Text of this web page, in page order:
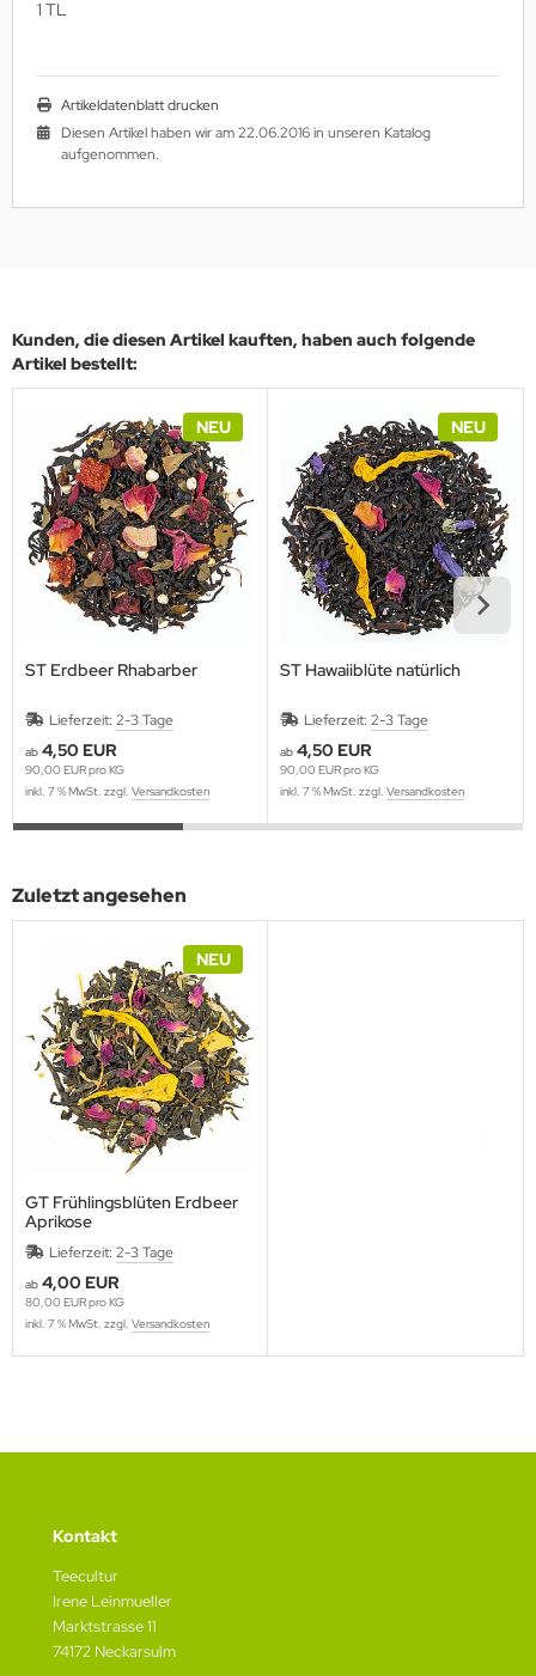
1 TL
Artikeldatenblatt drucken
Diesen Artikel haben wir am 22.06.2016 in unseren Katalog
aufgenommen.
Kunden, die diesen Artikel kauften, haben auch folgende
Artikel bestellt:
NEU
ST Erdbeer Rhabarber
Lieferzeit: 2-3 Tage
ab 4,50 EUR
90,00 EUR pro KG
inkl. 7 % MwSt. zzgl. Versandkosten
NEU
ST Hawaiiblüte natürlich
Lieferzeit: 2-3 Tage
ab 4,50 EUR
90,00 EUR pro KG
inkl. 7 % MwSt. zzgl. Versandkosten
Zuletzt angesehen
NEU
GT Frühlingsblüten Erdbeer
Aprikose
Lieferzeit: 2-3 Tage
ab 4,00 EUR
80,00 EUR pro KG
inkl. 7 % MwSt. zzgl. Versandkosten
Kontakt
Teecultur
Irene Leinmueller
Marktstrasse 11
74172 Neckarsulm